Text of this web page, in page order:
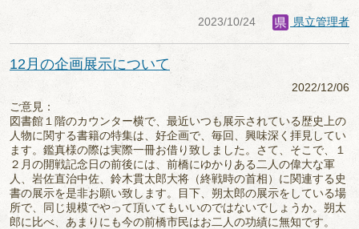
2023/10/24 県立管理者
12月の企画展示について
2022/12/06
ご意見：
図書館１階のカウンター横で、最近いつも展示されている歴史上の
人物に関する書籍の特集は、好企画で、毎回、興味深く拝見してい
ます。鑑真様の際は実際一冊お借り致しました。さて、そこで、１
２月の開戦記念日の前後には、前橋にゆかりある二人の偉大な軍
人、岩佐直治中佐、鈴木貫太郎大将（終戦時の首相）に関連する史
書の展示を是非お願い致します。目下、朔太郎の展示をしている場
所で、同じ規模でやって頂いてもいいのではないでしょうか。朔太
郎に比べ、あまりにも今の前橋市民はお二人の功績に無知です。